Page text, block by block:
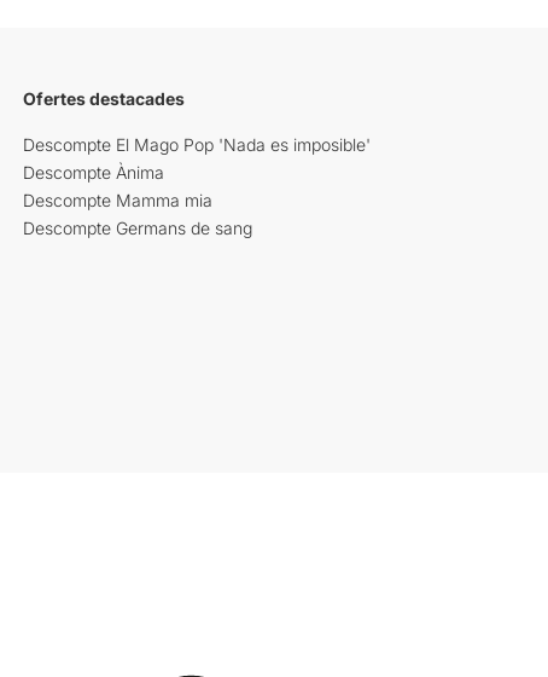
Ofertes destacades
Descompte El Mago Pop 'Nada es imposible'
Descompte Ànima
Descompte Mamma mia
Descompte Germans de sang